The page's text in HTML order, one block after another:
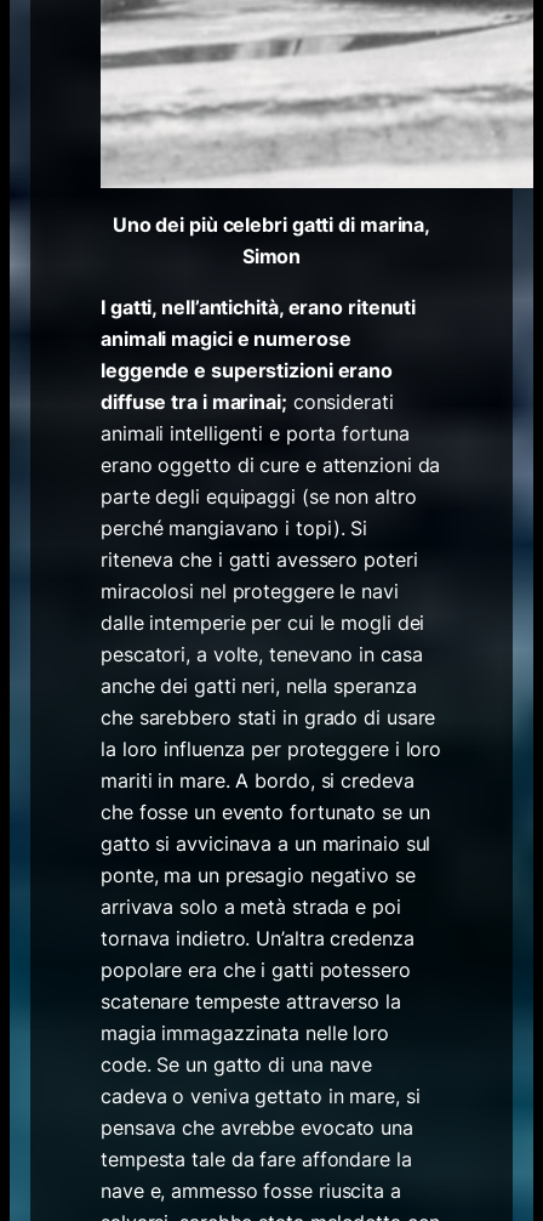
Uno dei più celebri gatti di marina,
Simon
I gatti, nell’antichità, erano ritenuti
animali magici e numerose
leggende e superstizioni erano
diffuse tra i marinai; considerati
animali intelligenti e porta fortuna
erano oggetto di cure e attenzioni da
parte degli equipaggi (se non altro
perché mangiavano i topi). Si
riteneva che i gatti avessero poteri
miracolosi nel proteggere le navi
dalle intemperie per cui le mogli dei
pescatori, a volte, tenevano in casa
anche dei gatti neri, nella speranza
che sarebbero stati in grado di usare
la loro influenza per proteggere i loro
mariti in mare. A bordo, si credeva
che fosse un evento fortunato se un
gatto si avvicinava a un marinaio sul
ponte, ma un presagio negativo se
arrivava solo a metà strada e poi
tornava indietro. Un’altra credenza
popolare era che i gatti potessero
scatenare tempeste attraverso la
magia immagazzinata nelle loro
code. Se un gatto di una nave
cadeva o veniva gettato in mare, si
pensava che avrebbe evocato una
tempesta tale da fare affondare la
nave e, ammesso fosse riuscita a